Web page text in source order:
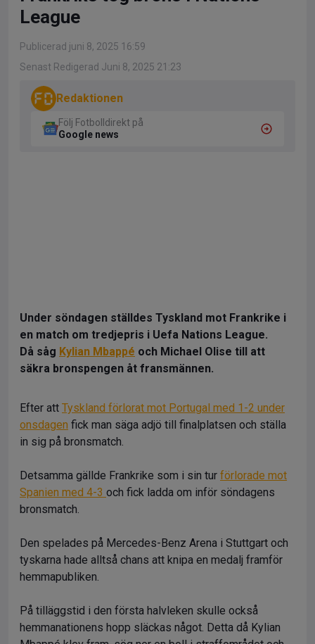
League
Publicerad juni 8, 2025 16:59
Senast Redigerad Juni 8, 2025 21:23
Redaktionen
Följ Fotbolldirekt på
Google news
Under söndagen ställdes Tyskland mot Frankrike i
en match om tredjepris i Uefa Nations League.
Då såg Kylian Mbappé och Michael Olise till att
säkra bronspengen åt fransmännen.
Efter att Tyskland förlorat mot Portugal med 1-2 under
onsdagen fick man säga adjö till finalplatsen och ställa
in sig på bronsmatch.
Detsamma gällde Frankrike som i sin tur förlorade mot
Spanien med 4-3 och fick ladda om inför söndagens
bronsmatch.
Den spelades på Mercedes-Benz Arena i Stuttgart och
tyskarna hade alltså chans att knipa en medalj framför
hemmapubliken.
På tilläggstid i den första halvleken skulle också
hemmanationens hopp släckas något. Detta då Kylian